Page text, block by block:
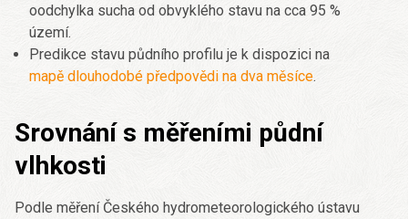
oodchylka sucha od obvyklého stavu na cca 95 %
území.
Predikce stavu půdního profilu je k dispozici na
mapě dlouhodobé předpovědi na dva měsíce.
Srovnání s měřeními půdní
vlhkosti
Podle měření Českého hydrometeorologického ústavu